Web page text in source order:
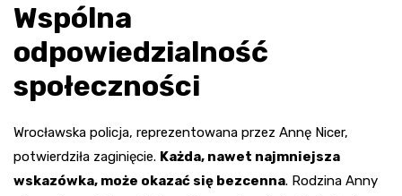
Wspólna
odpowiedzialność
społeczności
Wrocławska policja, reprezentowana przez Annę Nicer,
potwierdziła zaginięcie. Każda, nawet najmniejsza
wskazówka, może okazać się bezcenna. Rodzina Anny